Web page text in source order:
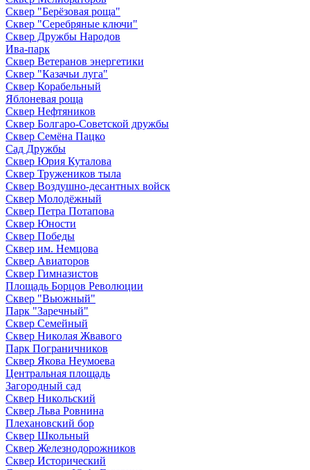
Сквер "Берёзовая роща"
Сквер "Серебряные ключи"
Сквер Дружбы Народов
Ива-парк
Сквер Ветеранов энергетики
Сквер "Казачьи луга"
Сквер Корабельный
Яблоневая роща
Сквер Нефтяников
Сквер Болгаро-Советской дружбы
Сквер Семёна Пацко
Сад Дружбы
Сквер Юрия Куталова
Сквер Тружеников тыла
Сквер Воздушно-десантных войск
Сквер Молодёжный
Сквер Петра Потапова
Сквер Юности
Сквер Победы
Сквер им. Немцова
Сквер Авиаторов
Сквер Гимназистов
Площадь Борцов Революции
Сквер "Вьюжный"
Парк "Заречный"
Сквер Семейный
Сквер Николая Жвавого
Парк Пограничников
Сквер Якова Неумоева
Центральная площадь
Загородный сад
Сквер Никольский
Сквер Льва Ровнина
Плехановский бор
Сквер Школьный
Сквер Железнодорожников
Сквер Исторический